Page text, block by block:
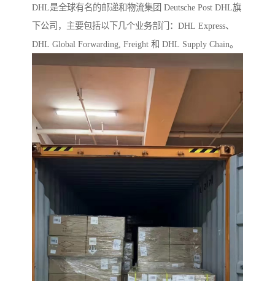
DHL是全球有名的邮递和物流集团 Deutsche Post DHL旗
下公司，主要包括以下几个业务部门：DHL Express、
DHL Global Forwarding, Freight 和 DHL Supply Chain。